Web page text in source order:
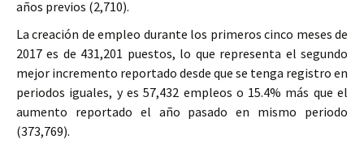
años previos (2,710).
La creación de empleo durante los primeros cinco meses de
2017 es de 431,201 puestos, lo que representa el segundo
mejor incremento reportado desde que se tenga registro en
periodos iguales, y es 57,432 empleos o 15.4% más que el
aumento reportado el año pasado en mismo periodo
(373,769).